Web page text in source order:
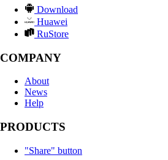
Download
Huawei
RuStore
COMPANY
About
News
Help
PRODUCTS
"Share" button